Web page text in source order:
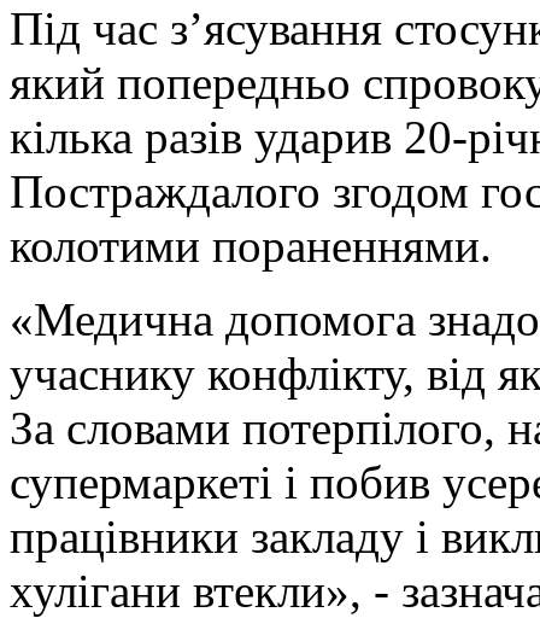
Під час з’ясування
який попередньо
кілька разів ударив 20-
Постраждалого згодом
колотими пораненнями.
«Медична допомога
учаснику конфлікту, від
За словами потерпілого,
супермаркеті і побив
працівники закладу і
хулігани втекли», -